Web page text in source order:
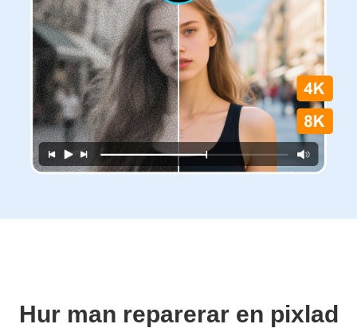
Hur man reparerar en pixlad